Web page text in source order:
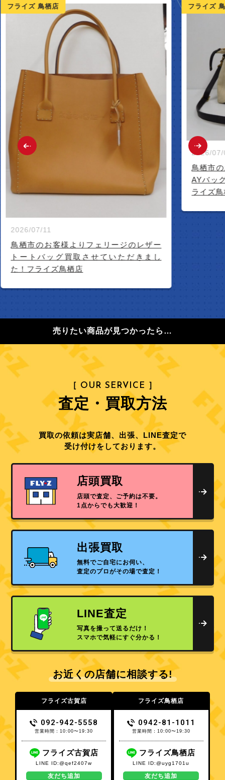
イズ 鳥栖店
07/11
栖市のお客様よりフェリージのレザー
ートバッグ買取させていただきまし
！フライズ鳥栖店
フライズ 鳥栖店
2026/07/09
鳥栖市のお
AYバッグ
ライズ鳥栖店
売りたい商品が見つかったら…
［ OUR SERVICE ］
査定・買取方法
買取の依頼は実店舗、出張、LINE査定で
受け付けをしております。
店頭買取
店頭で査定、ご予約は不要。
1点からでも大歓迎！
出張買取
無料でご自宅にお伺い、
査定のプロがその場で査定！
LINE査定
写真を撮って送るだけ！
スマホで気軽にすぐ分かる！
お近くの店舗に相談する!
フライズ古賀店
092-942-5558
営業時間：10:00〜19:30
フライズ古賀店
LINE ID:@qef2407w
友だち追加
フライズ鳥栖店
0942-81-1011
営業時間：10:00〜19:30
フライズ鳥栖店
LINE ID:@uyg1701u
友だち追加